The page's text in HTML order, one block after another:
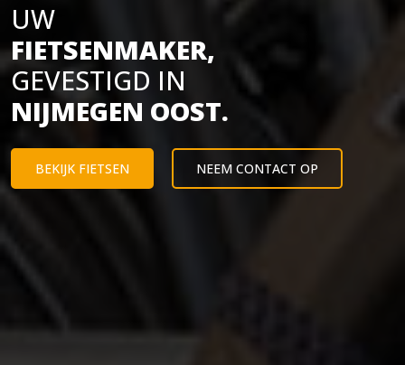
UW
FIETSENMAKER,
GEVESTIGD IN
NIJMEGEN OOST.
BEKIJK FIETSEN NEEM CONTACT OP